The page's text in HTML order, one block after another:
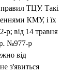
правил ТЦУ. Такі
КМУ, і їх
р; від 14 травня
№977-р
від
з'явиться